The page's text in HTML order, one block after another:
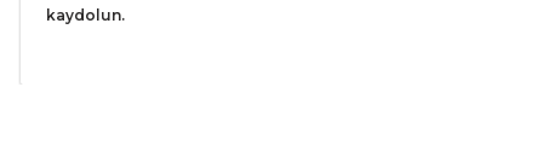
kaydolun.